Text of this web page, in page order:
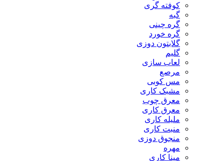
کوفته گری
گبه
گره چینی
گره خورد
گلابتون دوزی
گلیم
لعاب سازی
مرصع
مس کوبی
مشبک کاری
معرق چوب
معرق کاری
مليله کاری
منبت کاری
منجوق دوزی
مهره
مینا کاری